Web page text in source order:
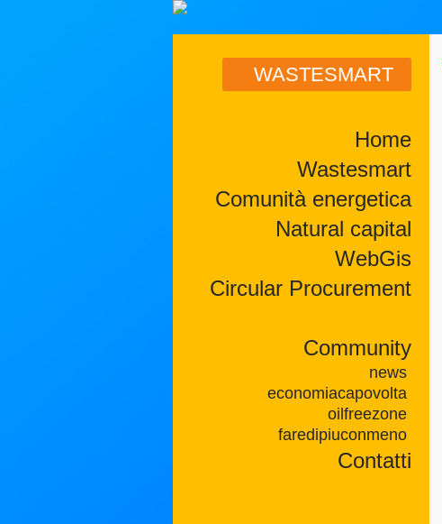
WASTESMART
Home
Wastesmart
Comunità energetica
Natural capital
WebGis
Circular Procurement
Community
news
economiacapovolta
oilfreezone
faredipiuconmeno
Contatti